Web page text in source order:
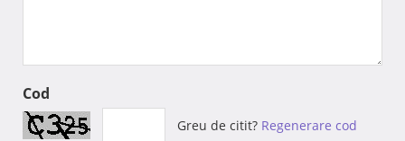
Cod
Greu de citit? Regenerare cod